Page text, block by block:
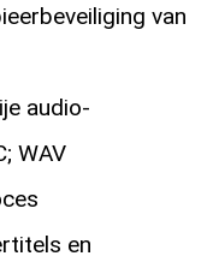
van
audio-
WAV
en